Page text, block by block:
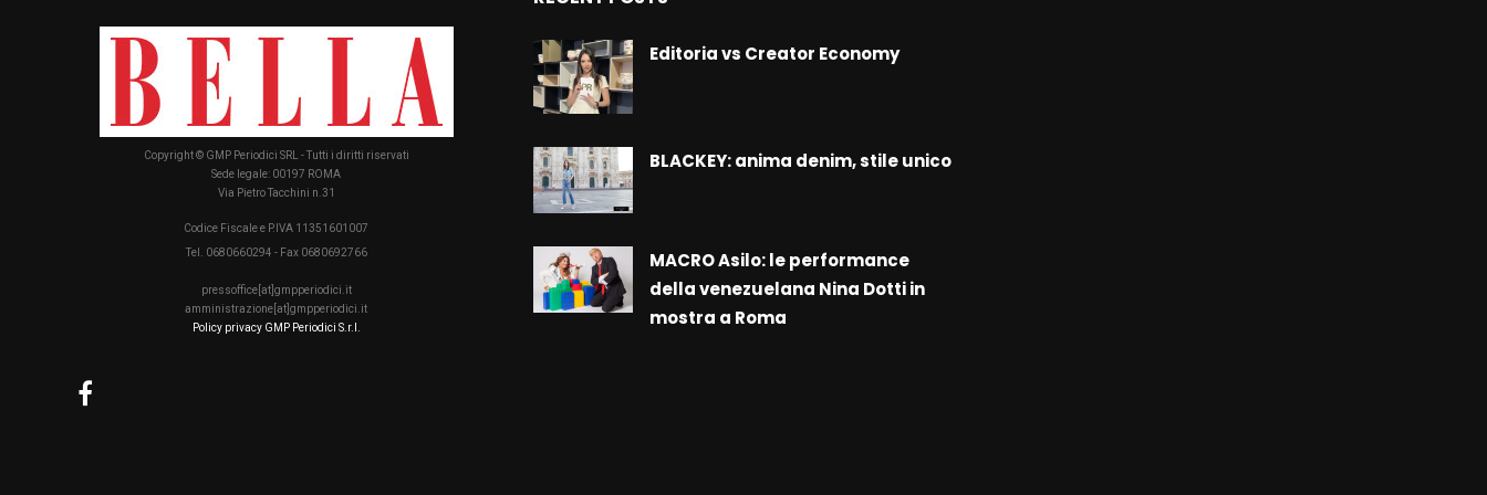
Copyright © GMP Periodici SRL - Tutti i diritti riservati
Sede legale: 00197 ROMA
Via Pietro Tacchini n.31
Codice Fiscale e P.IVA 11351601007
Tel. 0680660294 - Fax 0680692766
pressoffice[at]gmpperiodici.it
amministrazione[at]gmpperiodici.it
Policy privacy GMP Periodici S.r.l.
Editoria vs Creator Economy
BLACKEY: anima denim, stile unico
MACRO Asilo: le performance
della venezuelana Nina Dotti in
mostra a Roma